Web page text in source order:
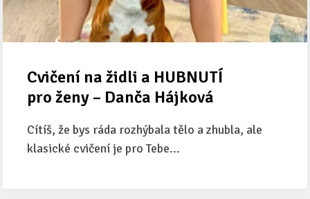
Cvičení na židli a HUBNUTÍ
pro ženy – Danča Hájková
Cítíš, že bys ráda rozhýbala tělo a zhubla, ale
klasické cvičení je pro Tebe...